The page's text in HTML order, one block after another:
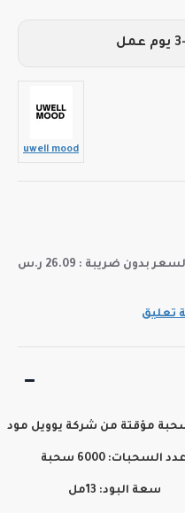
تعليق
بدون ضريبة : 26.09 ر.س
uwell mood
مؤقتة من شركة يوويل مود
عدد السحبات: 6000 سحبة
سعة البود: 13مل